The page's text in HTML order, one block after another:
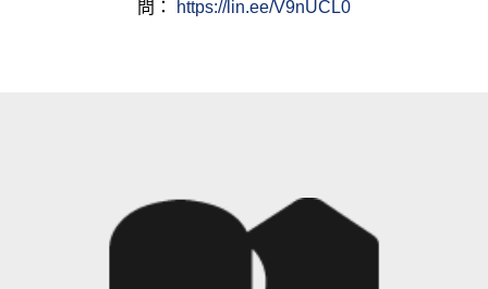
問：
https://lin.ee/V9nUCL0